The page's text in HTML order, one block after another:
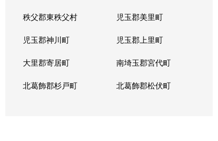
秩父郡東秩父村 児玉郡美里町
児玉郡神川町 児玉郡上里町
大里郡寄居町 南埼玉郡宮代町
北葛飾郡杉戸町 北葛飾郡松伏町